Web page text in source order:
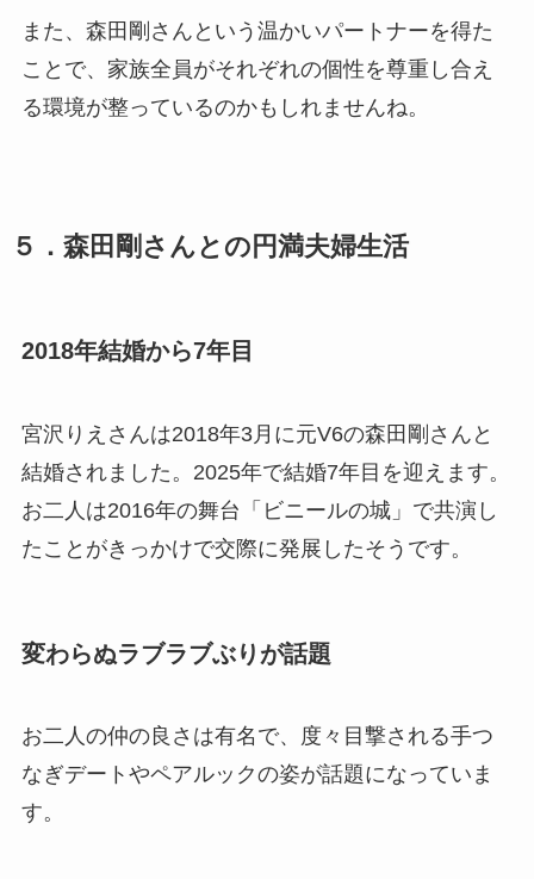
また、森田剛さんという温かいパートナーを得た
ことで、家族全員がそれぞれの個性を尊重し合え
る環境が整っているのかもしれませんね。
５．森田剛さんとの円満夫婦生活
2018年結婚から7年目
宮沢りえさんは2018年3月に元V6の森田剛さんと
結婚されました。2025年で結婚7年目を迎えます。
お二人は2016年の舞台「ビニールの城」で共演し
たことがきっかけで交際に発展したそうです。
変わらぬラブラブぶりが話題
お二人の仲の良さは有名で、度々目撃される手つ
なぎデートやペアルックの姿が話題になっていま
す。